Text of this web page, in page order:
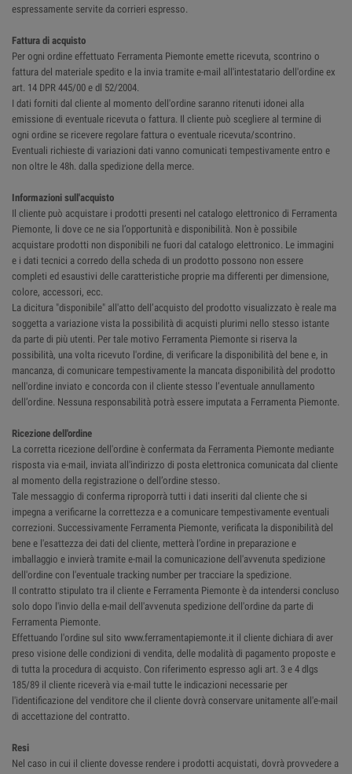
espressamente servite da corrieri espresso.
Fattura di acquisto
Per ogni ordine effettuato Ferramenta Piemonte emette ricevuta, scontrino o
fattura del materiale spedito e la invia tramite e-mail all'intestatario dell'ordine ex
art. 14 DPR 445/00 e dl 52/2004.
I dati forniti dal cliente al momento dell'ordine saranno ritenuti idonei alla
emissione di eventuale ricevuta o fattura. Il cliente può scegliere al termine di
ogni ordine se ricevere regolare fattura o eventuale ricevuta/scontrino.
Eventuali richieste di variazioni dati vanno comunicati tempestivamente entro e
non oltre le 48h. dalla spedizione della merce.
Informazioni sull'acquisto
Il cliente può acquistare i prodotti presenti nel catalogo elettronico di Ferramenta
Piemonte, li dove ce ne sia l’opportunità e disponibilità. Non è possibile
acquistare prodotti non disponibili ne fuori dal catalogo elettronico. Le immagini
e i dati tecnici a corredo della scheda di un prodotto possono non essere
completi ed esaustivi delle caratteristiche proprie ma differenti per dimensione,
colore, accessori, ecc.
La dicitura "disponibile" all'atto dell’acquisto del prodotto visualizzato è reale ma
soggetta a variazione vista la possibilità di acquisti plurimi nello stesso istante
da parte di più utenti. Per tale motivo Ferramenta Piemonte si riserva la
possibilità, una volta ricevuto l'ordine, di verificare la disponibilità del bene e, in
mancanza, di comunicare tempestivamente la mancata disponibilità del prodotto
nell'ordine inviato e concorda con il cliente stesso l’eventuale annullamento
dell’ordine. Nessuna responsabilità potrà essere imputata a Ferramenta Piemonte.
Ricezione dell'ordine
La corretta ricezione dell'ordine è confermata da Ferramenta Piemonte mediante
risposta via e-mail, inviata all'indirizzo di posta elettronica comunicata dal cliente
al momento della registrazione o dell’ordine stesso.
Tale messaggio di conferma riproporrà tutti i dati inseriti dal cliente che si
impegna a verificarne la correttezza e a comunicare tempestivamente eventuali
correzioni. Successivamente Ferramenta Piemonte, verificata la disponibilità del
bene e l'esattezza dei dati del cliente, metterà l’ordine in preparazione e
imballaggio e invierà tramite e-mail la comunicazione dell'avvenuta spedizione
dell'ordine con l'eventuale tracking number per tracciare la spedizione.
Il contratto stipulato tra il cliente e Ferramenta Piemonte è da intendersi concluso
solo dopo l'invio della e-mail dell'avvenuta spedizione dell'ordine da parte di
Ferramenta Piemonte.
Effettuando l'ordine sul sito www.ferramentapiemonte.it il cliente dichiara di aver
preso visione delle condizioni di vendita, delle modalità di pagamento proposte e
di tutta la procedura di acquisto. Con riferimento espresso agli art. 3 e 4 dlgs
185/89 il cliente riceverà via e-mail tutte le indicazioni necessarie per
l'identificazione del venditore che il cliente dovrà conservare unitamente all'e-mail
di accettazione del contratto.
Resi
Nel caso in cui il cliente dovesse rendere i prodotti acquistati, dovrà provvedere a